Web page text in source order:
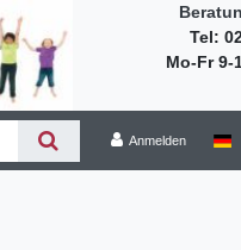
Tel:
Mo-Fr 9-
Anmelden